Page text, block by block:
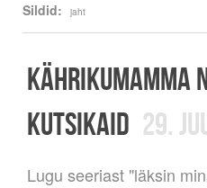
Sildid: jaht
KÄHRIKUMAMMA
KUTSIKAID 29.
Lugu seeriast "läksin